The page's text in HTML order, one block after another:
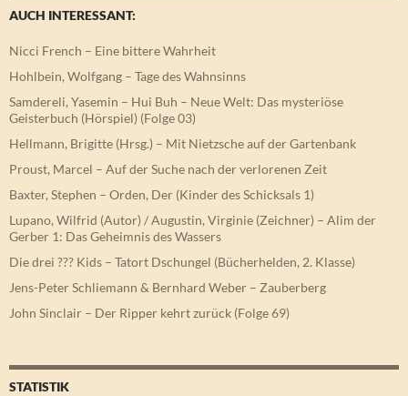
AUCH INTERESSANT:
Nicci French – Eine bittere Wahrheit
Hohlbein, Wolfgang – Tage des Wahnsinns
Samdereli, Yasemin – Hui Buh – Neue Welt: Das mysteriöse
Geisterbuch (Hörspiel) (Folge 03)
Hellmann, Brigitte (Hrsg.) – Mit Nietzsche auf der Gartenbank
Proust, Marcel – Auf der Suche nach der verlorenen Zeit
Baxter, Stephen – Orden, Der (Kinder des Schicksals 1)
Lupano, Wilfrid (Autor) / Augustin, Virginie (Zeichner) – Alim der
Gerber 1: Das Geheimnis des Wassers
Die drei ??? Kids – Tatort Dschungel (Bücherhelden, 2. Klasse)
Jens-Peter Schliemann & Bernhard Weber – Zauberberg
John Sinclair – Der Ripper kehrt zurück (Folge 69)
STATISTIK